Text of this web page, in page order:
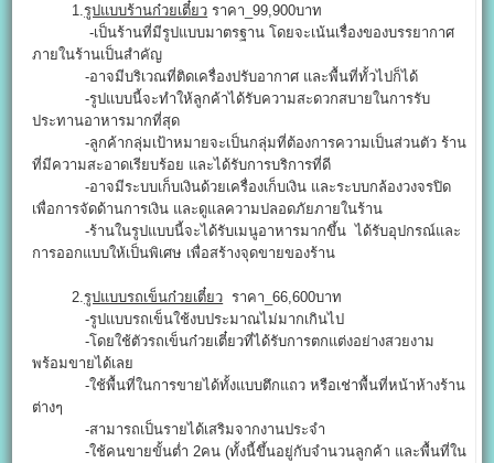
1.รูปแบบร้านก๋วยเตี๋ยว ราคา_99,900บาท
-เป็นร้านที่มีรูปแบบมาตรฐาน โดยจะเน้นเรื่องของบรรยากาศ
ภายในร้านเป็นสำคัญ
-อาจมีบริเวณที่ติดเครื่องปรับอากาศ และพื้นที่ทั้วไปก็ได้
-รูปแบบนี้จะทำให้ลูกค้าได้รับความสะดวกสบายในการรับ
ประทานอาหารมากที่สุด
-ลูกค้ากลุ่มเป้าหมายจะเป็นกลุ่มที่ต้องการความเป็นส่วนตัว ร้าน
ที่มีความสะอาดเรียบร้อย และได้รับการบริการที่ดี
-อาจมีระบบเก็บเงินด้วยเครื่องเก็บเงิน และระบบกล้องวงจรปิด
เพื่อการจัดด้านการเงิน และดูแลความปลอดภัยภายในร้าน
-ร้านในรูปแบบนี้จะได้รับเมนูอาหารมากขึ้น ได้รับอุปกรณ์และ
การออกแบบให้เป็นพิเศษ เพื่อสร้างจุดขายของร้าน
2.รูปแบบรถเข็นก๋วยเตี๋ยว ราคา_66,600บาท
-รูปแบบรถเข็นใช้งบประมาณไม่มากเกินไป
-โดยใช้ตัวรถเข็นก๋วยเตี๋ยวที่ได้รับการตกแต่งอย่างสวยงาม
พร้อมขายได้เลย
-ใช้พื้นที่ในการขายได้ทั้งแบบตึกแถว หรือเช่าพื้นที่หน้าห้างร้าน
ต่างๆ
-สามารถเป็นรายได้เสริมจากงานประจำ
-ใช้คนขายขั้นต่ำ 2คน (ทั้งนี้ขึ้นอยู่กับจำนวนลูกค้า และพื้นที่ใน